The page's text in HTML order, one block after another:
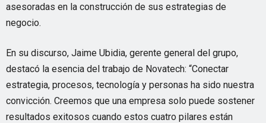
asesoradas en la construcción de sus estrategias de
negocio.
En su discurso, Jaime Ubidia, gerente general del grupo,
destacó la esencia del trabajo de Novatech: “Conectar
estrategia, procesos, tecnología y personas ha sido nuestra
convicción. Creemos que una empresa solo puede sostener
resultados exitosos cuando estos cuatro pilares están